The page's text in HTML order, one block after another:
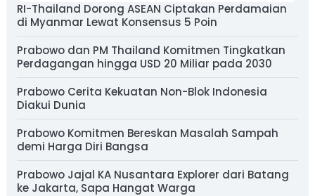
RI-Thailand Dorong ASEAN Ciptakan Perdamaian
di Myanmar Lewat Konsensus 5 Poin
Prabowo dan PM Thailand Komitmen Tingkatkan
Perdagangan hingga USD 20 Miliar pada 2030
Prabowo Cerita Kekuatan Non-Blok Indonesia
Diakui Dunia
Prabowo Komitmen Bereskan Masalah Sampah
demi Harga Diri Bangsa
Prabowo Jajal KA Nusantara Explorer dari Batang
ke Jakarta, Sapa Hangat Warga